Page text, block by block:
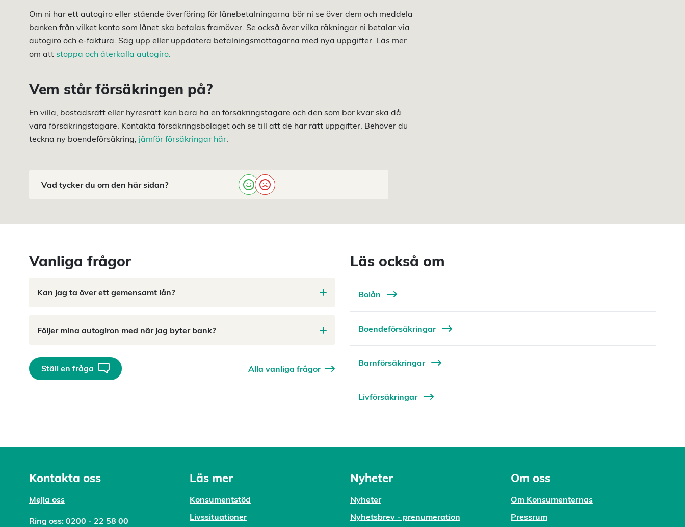
Om ni har ett autogiro eller stående överföring för lånebetalningarna bör ni se över dem och meddela
banken från vilket konto som lånet ska betalas framöver. Se också över vilka räkningar ni betalar via
autogiro och e-faktura. Säg upp eller uppdatera betalningsmottagarna med nya uppgifter. Läs mer
om att stoppa och återkalla autogiro.
Vem står försäkringen på?
En villa, bostadsrätt eller hyresrätt kan bara ha en försäkringstagare och den som bor kvar ska då
vara försäkringstagare. Kontakta försäkringsbolaget och se till att de har rätt uppgifter. Behöver du
teckna ny boendeförsäkring, jämför försäkringar här.
Vad tycker du om den här sidan?
Vanliga frågor
Kan jag ta över ett gemensamt lån?
Följer mina autogiron med när jag byter bank?
Ställ en fråga Alla vanliga frågor
Läs också om
Bolån
Boendeförsäkringar
Barnförsäkringar
Livförsäkringar
Kontakta oss
Mejla oss
Ring oss: 0200 - 22 58 00
Läs mer
Konsumentstöd
Livssituationer
Nyheter
Nyheter
Nyhetsbrev - prenumeration
Om oss
Om Konsumenternas
Pressrum